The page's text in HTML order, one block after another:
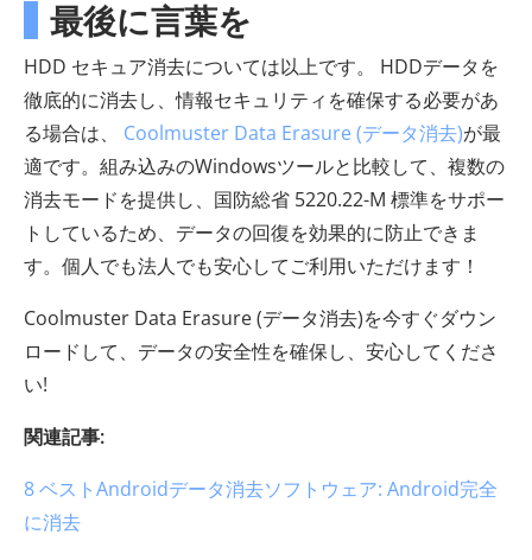
最後に言葉を
HDD セキュア消去については以上です。 HDDデータを
徹底的に消去し、情報セキュリティを確保する必要があ
る場合は、 Coolmuster Data Erasure (データ消去)が最
適です。組み込みのWindowsツールと比較して、複数の
消去モードを提供し、国防総省 5220.22-M 標準をサポー
トしているため、データの回復を効果的に防止できま
す。個人でも法人でも安心してご利用いただけます！
Coolmuster Data Erasure (データ消去)を今すぐダウン
ロードして、データの安全性を確保し、安心してくださ
い!
関連記事:
8 ベストAndroidデータ消去ソフトウェア: Android完全
に消去